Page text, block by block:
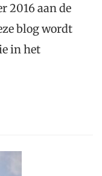
2016 aan de
blog wordt
in het